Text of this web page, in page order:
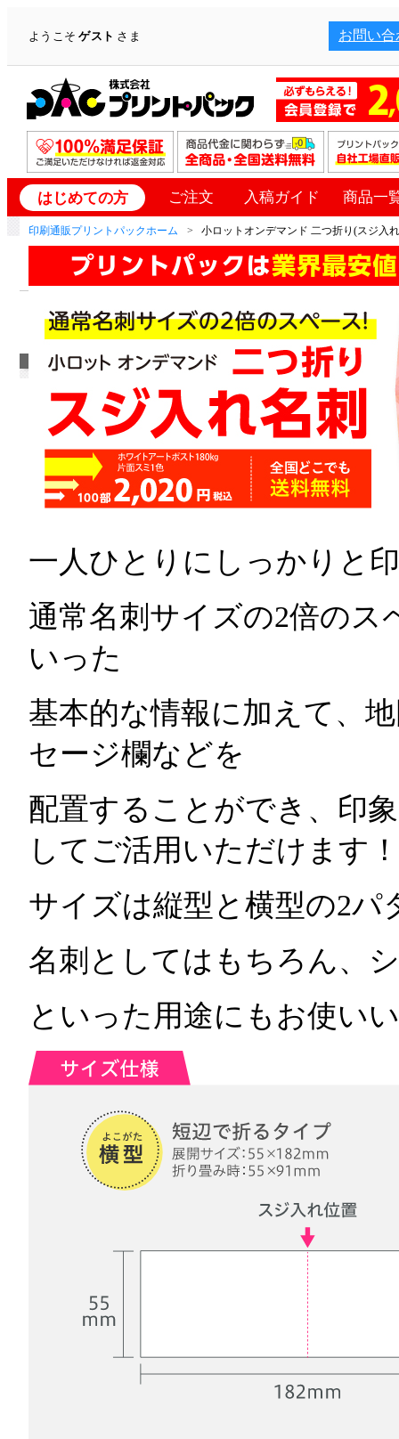
ようこそゲスト さま お問い合
はじめての方 ご注文 入稿ガイド 商品一
印刷通販プリントパックホーム 小ロットオンデマンド 二つ折り(スジ入
一人ひとりにしっかりと
通常名刺サイズの2倍のス
いった
基本的な情報に加えて、
セージ欄などを
配置することができ、印
してご活用いただけます！
サイズは縦型と横型の2
名刺としてはもちろん、
といった用途にもお使い